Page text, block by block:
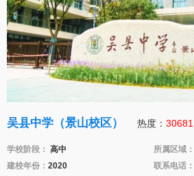
吴县中学（景山校区） 热度： 30681
学校阶段： 高中 所属区域：
建校年份： 2020 联系电话：